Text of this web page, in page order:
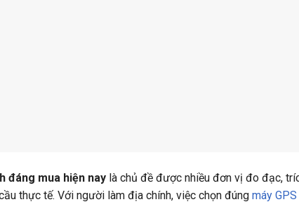
đáng mua hiện nay là chủ đề được nhiều đơn vị đo đạc,
thực tế. Với người làm địa chính, việc chọn đúng máy